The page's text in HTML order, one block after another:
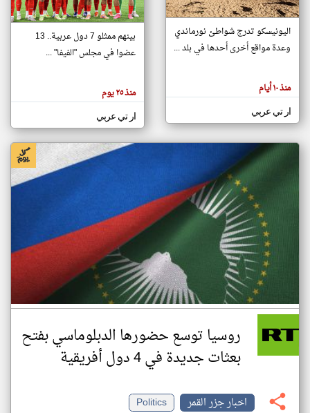
تغيير الدولة
اخبار جزر القمر على مدار الساعة
أهم اخبار جزر القمر العاجلة والمباشرة
هنا عن
وجهة
كاتبيها.
اليونيسكو تدرج شواطئ نورماندي
وعدة مواقع أخرى أحدها في بلد ...
منذ ١٠ أيام
ار تي عربي
بينهم ممثلو 7 دول عربية.. 13
عضوا في مجلس "الفيفا" ...
منذ ٢٥ يوم
ار تي عربي
روسيا توسع حضورها الدبلوماسي بفتح
بعثات جديدة في 4 دول أفريقية
اخبار جزر القمر
Politics
klyoum.com